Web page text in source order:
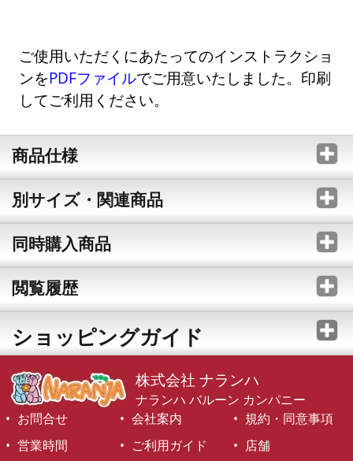
ご使用いただくにあたってのインストラクショ
ンをPDFファイルでご用意いたしました。印刷
してご利用ください。
商品仕様
別サイズ・関連商品
同時購入商品
閲覧履歴
ショッピングガイド
株式会社 ナランハ
ナランハ バルーン カンパニー
お問合せ
会社案内
規約・同意事項
営業時間
ご利用ガイド 店舗